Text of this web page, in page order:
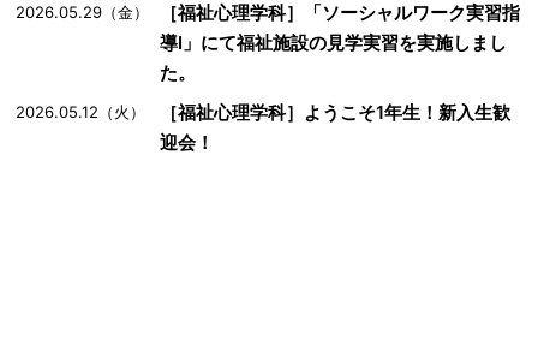
2026.05.29（金）
［福祉心理学科］「ソーシャルワーク実習指
導Ⅰ」にて福祉施設の見学実習を実施しまし
た。
2026.05.12（火）
［福祉心理学科］ようこそ1年生！新入生歓
迎会！